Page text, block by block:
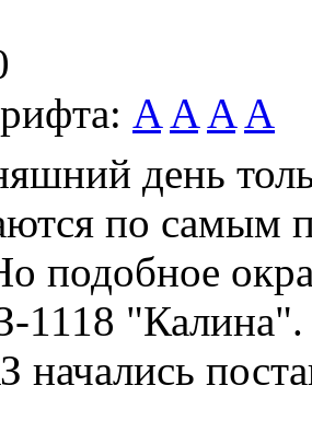
A A A A
день
по самым
подобное
1118 "Калина".